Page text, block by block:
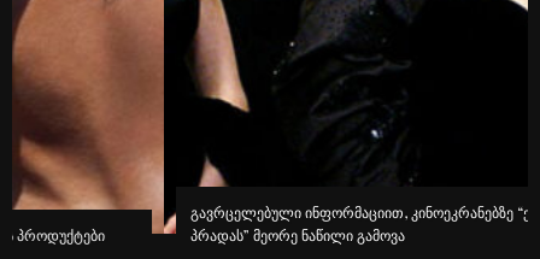
გავრცელებული ინფორმაციით, კინოეკრანებზე “ეშმაკს აცვია
პრადას” მეორე ნაწილი გამოვა